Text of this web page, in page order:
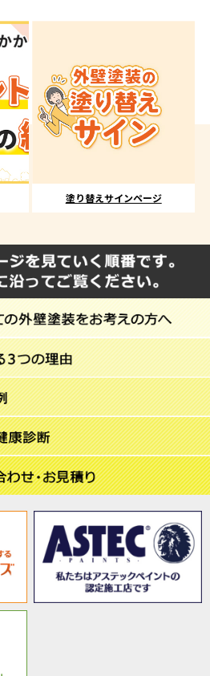
塗り替えサインページ